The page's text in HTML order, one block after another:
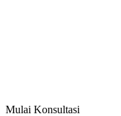
Mulai Konsultasi